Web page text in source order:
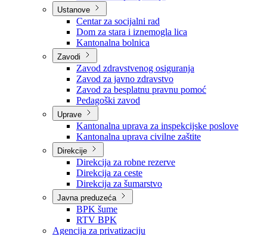
Služba za odnose s javnošću
Služba za zajedničke poslove
Služba za zapošljavanje
Ustanove
Centar za socijalni rad
Dom za stara i iznemogla lica
Kantonalna bolnica
Zavodi
Zavod zdravstvenog osiguranja
Zavod za javno zdravstvo
Zavod za besplatnu pravnu pomoć
Pedagoški zavod
Uprave
Kantonalna uprava za inspekcijske poslove
Kantonalna uprava civilne zaštite
Direkcije
Direkcija za robne rezerve
Direkcija za ceste
Direkcija za šumarstvo
Javna preduzeća